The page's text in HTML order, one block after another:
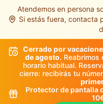
Saltar al contenido
Atendemos en persona
Si estás fuera, contacta
Cerrado por
de agosto. Reabrimos
horario habitual.
cierre: recibirás tu
Protector de pantalla